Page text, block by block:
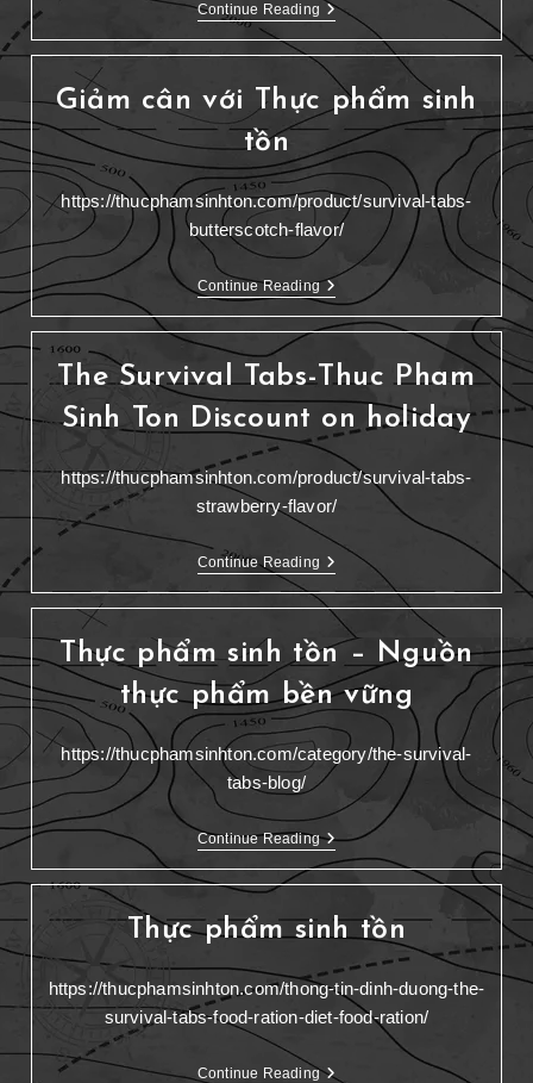
Continue Reading
Giảm cân với Thực phẩm sinh
tồn
https://thucphamsinhton.com/product/survival-tabs-
butterscotch-flavor/
Continue Reading
The Survival Tabs-Thuc Pham
Sinh Ton Discount on holiday
https://thucphamsinhton.com/product/survival-tabs-
strawberry-flavor/
Continue Reading
Thực phẩm sinh tồn – Nguồn
thực phẩm bền vững
https://thucphamsinhton.com/category/the-survival-
tabs-blog/
Continue Reading
Thực phẩm sinh tồn
https://thucphamsinhton.com/thong-tin-dinh-duong-the-
survival-tabs-food-ration-diet-food-ration/
Continue Reading